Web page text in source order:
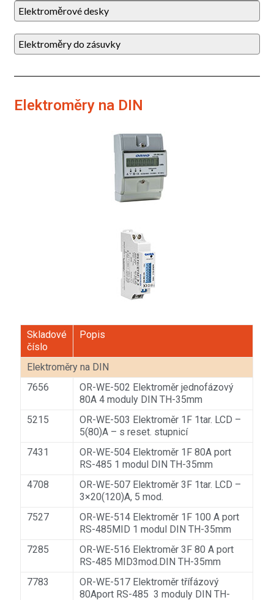
Elektroměrové desky
Elektroměry do zásuvky
Elektroměry na DIN
Skladové
číslo
Popis
Elektroměry na DIN
7656
OR-WE-502 Elektroměr jednofázový
80A 4 moduly DIN TH-35mm
5215
OR-WE-503 Elektroměr 1F 1tar. LCD –
5(80)A – s reset. stupnicí
7431
OR-WE-504 Elektroměr 1F 80A port
RS-485 1 modul DIN TH-35mm
4708
OR-WE-507 Elektroměr 3F 1tar. LCD –
3×20(120)A, 5 mod.
7527
OR-WE-514 Elektroměr 1F 100 A port
RS-485MID 1 modul DIN TH-35mm
7285
OR-WE-516 Elektroměr 3F 80 A port
RS-485 MID3mod.DIN TH-35mm
7783
OR-WE-517 Elektroměr třífázový
80Aport RS-485 3 moduly DIN TH-